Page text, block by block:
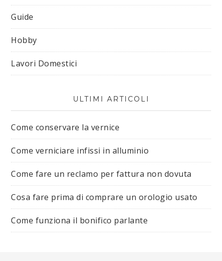
Guide
Hobby
Lavori Domestici
ULTIMI ARTICOLI
Come conservare la vernice
Come verniciare infissi in alluminio
Come fare un reclamo per fattura non dovuta
Cosa fare prima di comprare un orologio usato
Come funziona il bonifico parlante